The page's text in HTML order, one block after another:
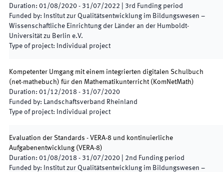
Duration: 01/08/2020 - 31/07/2022 3rd Funding period
Funded by:
Institut zur Qualitätsentwicklung im Bildungswesen –
Wissenschaftliche Einrichtung der Länder an der Humboldt-
Universität zu Berlin e.V.
Type of project: Individual project
Kompetenter Umgang mit einem integrierten digitalen Schulbuch
(net-mathebuch) für den Mathematikunterricht ( KomNetMath)
Duration: 01/12/2018 - 31/07/2020
Funded by: Landschaftsverband Rheinland
Type of project: Individual project
Evaluation der Standards - VERA-8 und kontinuierliche
Aufgabenentwicklung (VERA-8)
Duration: 01/08/2018 - 31/07/2020 2nd Funding period
Funded by:
Institut zur Qualitätsentwicklung im Bildungswesen –